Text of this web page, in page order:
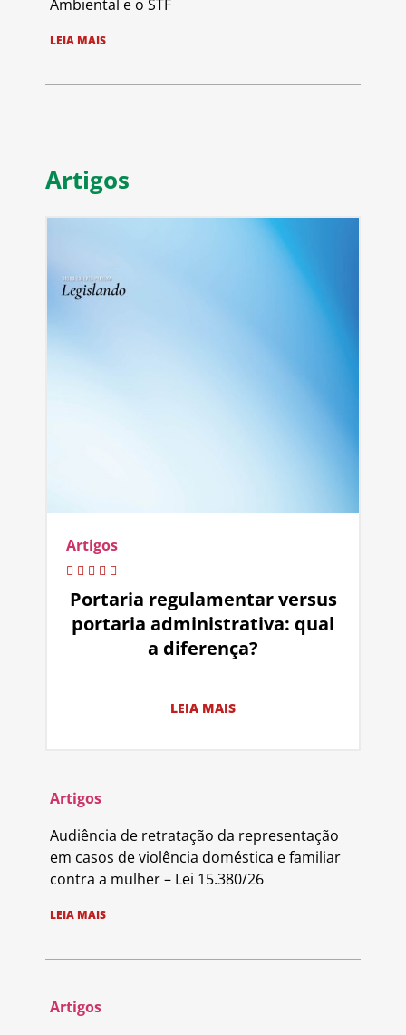
Ambiental e o STF
LEIA MAIS
Artigos
Artigos
Portaria regulamentar versus
portaria administrativa: qual
a diferença?
LEIA MAIS
Artigos
Audiência de retratação da representação
em casos de violência doméstica e familiar
contra a mulher – Lei 15.380/26
LEIA MAIS
Artigos